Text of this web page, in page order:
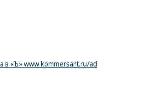
в «Ъ» www.kommersant.ru/ad